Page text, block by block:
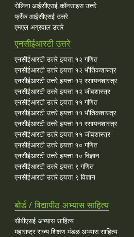
सेलिना आईसीएसई कॉनसाइस उत्तरे
फ्रँक आईसीएसई उत्तरे
एमएल अग्रवाल उत्तरे
एनसीईआरटी उत्तरे
एनसीईआरटी उत्तरे इयत्ता १२ गणित
एनसीईआरटी उत्तरे इयत्ता १२ भौतिकशास्त्र
एनसीईआरटी उत्तरे इयत्ता १२ रसायनशास्त्र
एनसीईआरटी उत्तरे इयत्ता १२ जीवशास्त्र
एनसीईआरटी उत्तरे इयत्ता ११ गणित
एनसीईआरटी उत्तरे इयत्ता ११ भौतिकशास्त्र
एनसीईआरटी उत्तरे इयत्ता ११ रसायनशास्त्र
एनसीईआरटी उत्तरे इयत्ता ११ जीवशास्त्र
एनसीईआरटी उत्तरे इयत्ता १० गणित
एनसीईआरटी उत्तरे इयत्ता १० विज्ञान
एनसीईआरटी उत्तरे इयत्ता ९ गणित
एनसीईआरटी उत्तरे इयत्ता ९ विज्ञान
बोर्ड / विद्यापीठ अभ्यास साहित्य
सीबीएसई अभ्यास साहित्य
महाराष्ट्र राज्य शिक्षण मंडळ अभ्यास साहित्य